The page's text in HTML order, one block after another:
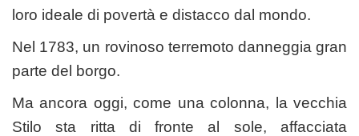
loro ideale di povertà e distacco dal mondo.
Nel 1783, un rovinoso terremoto danneggia gran
parte del borgo.
Ma ancora oggi, come una colonna, la vecchia
Stilo sta ritta di fronte al sole, affacciata